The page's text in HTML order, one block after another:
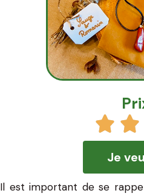
Je
Il est important de se